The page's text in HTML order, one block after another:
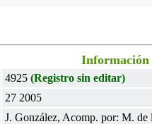
Información
4925 (Registro sin editar)
27 2005
J. González, Acomp. por: M. de